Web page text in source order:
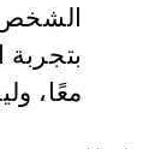
معًا،